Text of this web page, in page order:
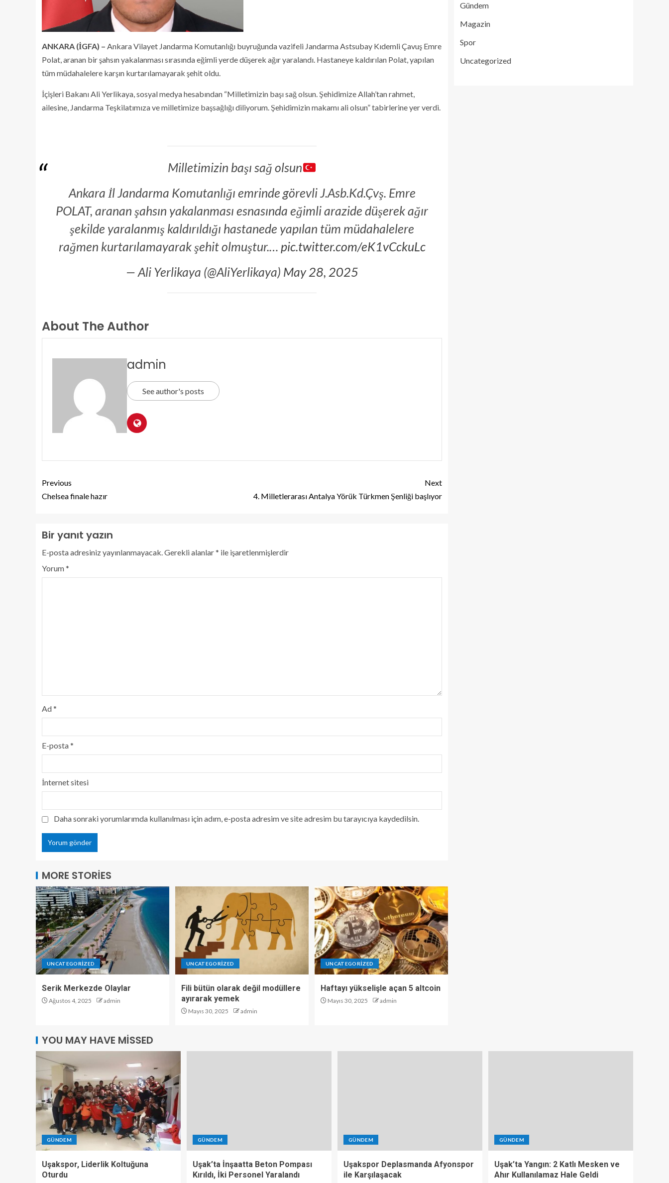
ANKARA (İGFA) – Ankara Vilayet Jandarma Komutanlığı buyruğunda vazifeli Jandarma Astsubay Kıdemli Çavuş Emre
Polat, aranan bir şahsın yakalanması sırasında eğimli yerde düşerek ağır yaralandı. Hastaneye kaldırılan Polat, yapılan
tüm müdahalelere karşın kurtarılamayarak şehit oldu.
İçişleri Bakanı Ali Yerlikaya, sosyal medya hesabından “Milletimizin başı sağ olsun. Şehidimize Allah’tan rahmet,
ailesine, Jandarma Teşkilatımıza ve milletimize başsağlığı diliyorum. Şehidimizin makamı ali olsun” tabirlerine yer verdi.
Milletimizin başı sağ olsun
Ankara İl Jandarma Komutanlığı emrinde görevli J.Asb.Kd.Çvş. Emre
POLAT, aranan şahsın yakalanması esnasında eğimli arazide düşerek ağır
şekilde yaralanmış kaldırıldığı hastanede yapılan tüm müdahalelere
rağmen kurtarılamayarak şehit olmuştur.… pic.twitter.com/eK1vCckuLc
— Ali Yerlikaya (@AliYerlikaya) May 28, 2025
About The Author
admin
See author's posts
Previous
Chelsea finale hazır
Next
4. Milletlerarası Antalya Yörük Türkmen Şenliği başlıyor
Bir yanıt yazın
E-posta adresiniz yayınlanmayacak.Gerekli alanlar* ile işaretlenmişlerdir
Yorum*
Ad*
E-posta*
İnternet sitesi
Daha sonraki yorumlarımda kullanılması için adım, e-posta adresim ve site adresim bu tarayıcıya kaydedilsin.
MORE STORIES
UNCATEGORIZED
Serik Merkezde Olaylar
Ağustos 4, 2025 admin
UNCATEGORIZED
Fili bütün olarak değil modüllere
ayırarak yemek
Mayıs 30, 2025 admin
UNCATEGORIZED
Haftayı yükselişle açan 5 altcoin
Mayıs 30, 2025 admin
Gündem
Magazin
Spor
Uncategorized
YOU MAY HAVE MISSED
GÜNDEM
Uşakspor, Liderlik Koltuğuna
Oturdu
GÜNDEM
Uşak’ta İnşaatta Beton Pompası
Kırıldı, İki Personel Yaralandı
GÜNDEM
Uşakspor Deplasmanda Afyonspor
ile Karşılaşacak
GÜNDEM
Uşak’ta Yangın: 2 Katlı Mesken ve
Ahır Kullanılamaz Hale Geldi